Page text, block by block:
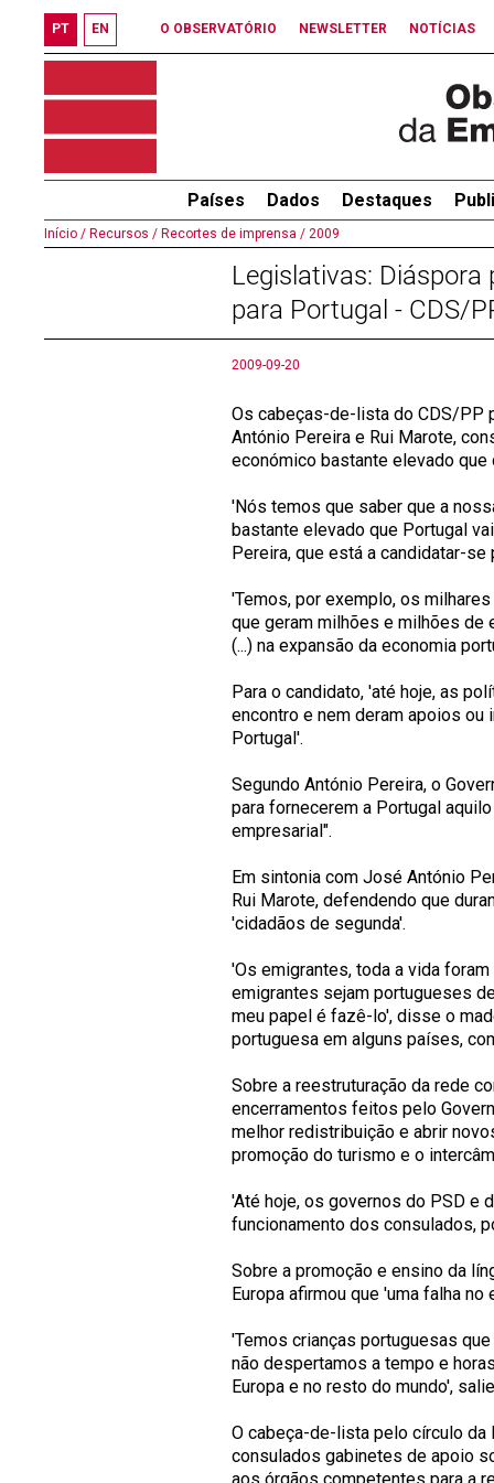
PT EN O OBSERVATÓRIO NEWSLETTER NOTÍCIAS
Países Dados Destaques
Início / Recursos / Recortes de imprensa / 2009
Legislativas:
para Portugal - CDS/
2009-09-20
Os cabeças-de-lista do CDS/PP
António Pereira e Rui Marote,
económico bastante elevado
'Nós temos que saber que a
bastante elevado que Portugal
Pereira, que está a candidatar-
'Temos, por exemplo, os
que geram milhões e milhões de
(...) na expansão da economia
Para o candidato, 'até hoje, as
encontro e nem deram apoios
Portugal'.
Segundo António Pereira, o
para fornecerem a Portugal
empresarial".
Em sintonia com José António
Rui Marote, defendendo que
'cidadãos de segunda'.
'Os emigrantes, toda a vida
emigrantes sejam portugueses
meu papel é fazê-lo', disse o
portuguesa em alguns países,
Sobre a reestruturação da rede
encerramentos feitos pelo
melhor redistribuição e abrir
promoção do turismo e o
'Até hoje, os governos do PSD e
funcionamento dos consulados,
Sobre a promoção e ensino da
Europa afirmou que 'uma falha
'Temos crianças portuguesas
não despertamos a tempo e
Europa e no resto do mundo',
O cabeça-de-lista pelo círculo da
consulados gabinetes de apoio